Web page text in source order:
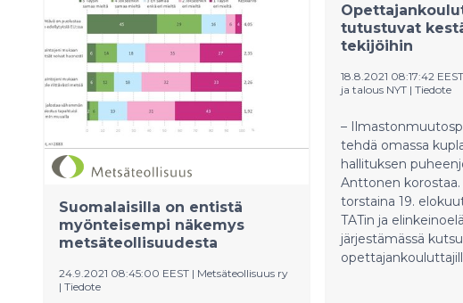
ratkaisemiseen,
Kvarnström (sd.)
Suomalaisilla on entistä
myönteisempi näkemys
metsäteollisuudesta
24.9.2021 08:45:00 EEST | Metsäteollisuus ry
| Tiedote
tutustuvat
tekijöihin
18.8.2021 08:17:42 EEST
ja talous NYT | Tiedote
–
tehdä omassa
hallituksen
Anttonen
torstaina 19.
TATin ja
järjestämässä